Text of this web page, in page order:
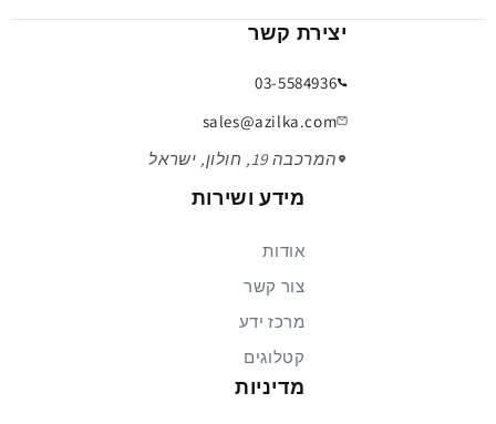
יצירת קשר
03-5584936
sales@azilka.com
המרכבה 19, חולון, ישראל
מידע ושירות
אודות
צור קשר
מרכז ידע
קטלוגים
מדיניות